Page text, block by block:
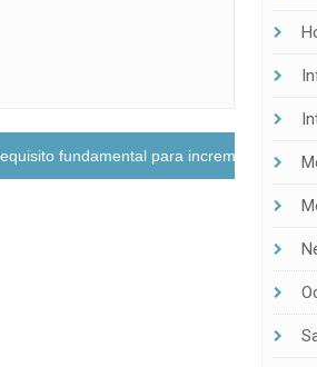
fundamental para incrementar la